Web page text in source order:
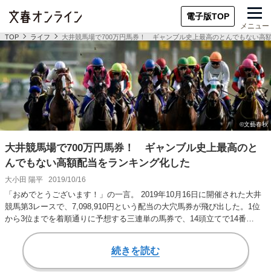
電子版TOP
メニュー
TOP ライフ 大井競馬場で700万円馬券！ ギャンブル史上最高のとんでもない高
大井競馬場で700万円馬券！ ギャンブル史上最高のと
んでもない高額配当をランキング化した
大小田 陽平 2019/10/16
「おめでとうございます！」の一言。 2019年10月16日に開催された大井
競馬第3レースで、7,098,910円という配当の大穴馬券が飛び出した。1位
から3位までを着順通りに予想する三連単の馬券で、14頭立てで14番…
続きを読む